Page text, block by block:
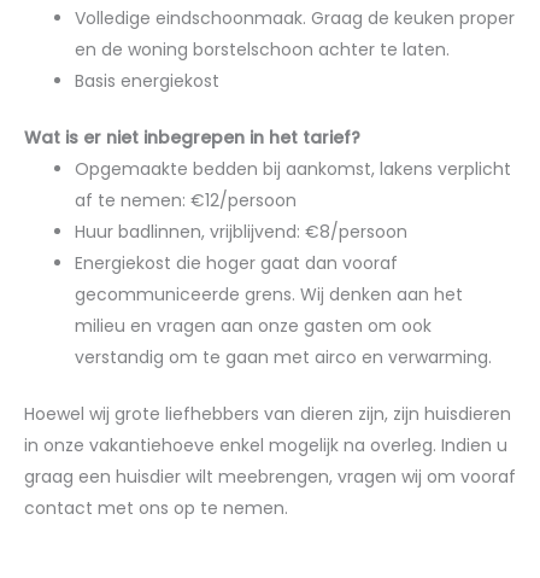
Volledige eindschoonmaak. Graag de keuken proper
en de woning borstelschoon achter te laten.
Basis energiekost
Wat is er niet inbegrepen in het tarief?
Opgemaakte bedden bij aankomst, lakens verplicht
af te nemen: €12/persoon
Huur badlinnen, vrijblijvend: €8/persoon
Energiekost die hoger gaat dan vooraf
gecommuniceerde grens. Wij denken aan het
milieu en vragen aan onze gasten om ook
verstandig om te gaan met airco en verwarming.
Hoewel wij grote liefhebbers van dieren zijn, zijn huisdieren
in onze vakantiehoeve enkel mogelijk na overleg. Indien u
graag een huisdier wilt meebrengen, vragen wij om vooraf
contact met ons op te nemen.